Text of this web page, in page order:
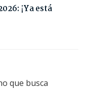
¡Ya está
que busca